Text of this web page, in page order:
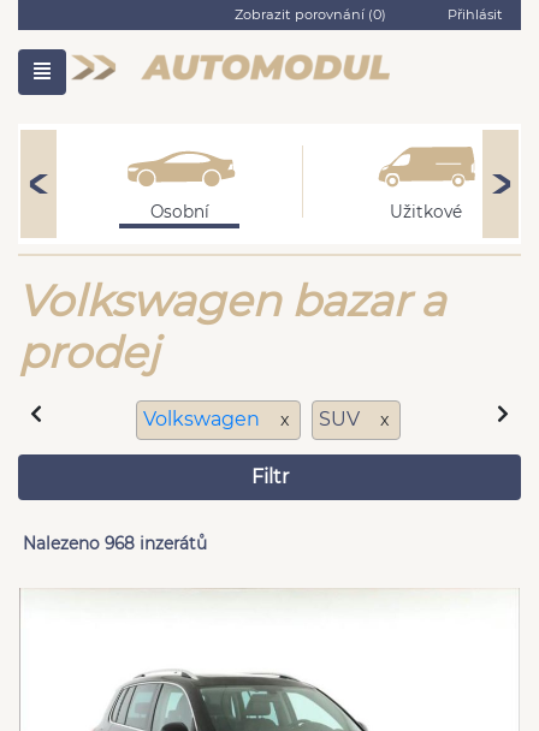
Zobrazit porovnání (0) Přihlásit
Osobní Užitkové
Volkswagen bazar a
prodej
Volkswagen x SUV x
Filtr
Nalezeno 968 inzerátů